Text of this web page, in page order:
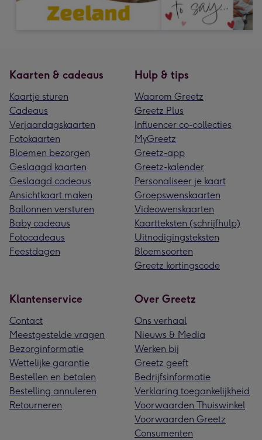
Kaarten & cadeaus
Kaartje sturen
Cadeaus
Verjaardagskaarten
Fotokaarten
Bloemen bezorgen
Geslaagd kaarten
Geslaagd cadeaus
Ansichtkaart maken
Ballonnen versturen
Baby cadeaus
Fotocadeaus
Feestdagen
Hulp & tips
Waarom Greetz
Greetz Plus
Influencer co-collecties
MyGreetz
Greetz-app
Greetz-kalender
Personaliseer je kaart
Groepswenskaarten
Videowenskaarten
Kaartteksten (schrijfhulp)
Uitnodigingsteksten
Bloemsoorten
Greetz kortingscode
Klantenservice
Contact
Meestgestelde vragen
Bezorginformatie
Wettelijke garantie
Bestellen en betalen
Bestelling annuleren
Retourneren
Over Greetz
Ons verhaal
Nieuws & Media
Werken bij
Greetz geeft
Bedrijfsinformatie
Verklaring toegankelijkheid
Voorwaarden Thuiswinkel
Voorwaarden Greetz
Consumenten